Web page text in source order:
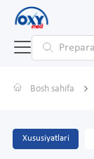
Bosh sahifa
Xususiyatlari